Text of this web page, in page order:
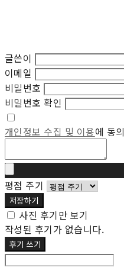
글쓴이
이메일
비밀번호
비밀번호 확인
개인정보 수집 및 이용에 동
평점 주기
저장하기
사진 후기만 보기
작성된 후기가 없습니다.
후기 쓰기